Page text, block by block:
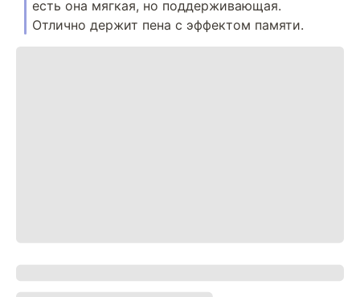
есть она мягкая, но поддерживающая.
Отлично держит пена с эффектом памяти.